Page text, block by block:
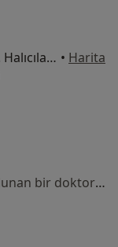
Molla Gürani Mahallesi Vatan Cad. Halıcılar Köşkü Sk. No:11 Aksaray, Fatih • Harita
Bu kurumda online uygunluğu bulunan bir doktor veya uzman bulunamadı